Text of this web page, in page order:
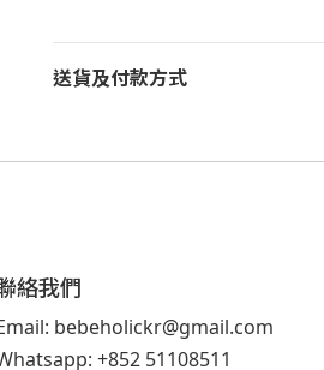
送貨及付款方式
絡我們
bebeholickr@gmail.com
+852 51108511